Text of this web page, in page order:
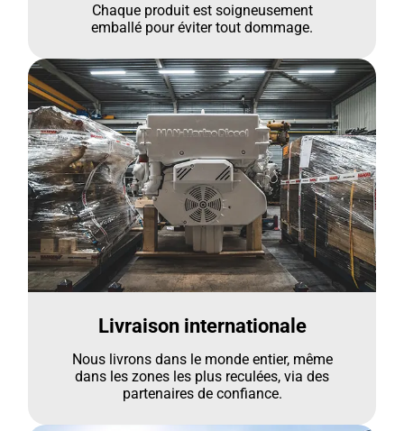
Chaque produit est soigneusement
emballé pour éviter tout dommage.
Livraison internationale
Nous livrons dans le monde entier, même
dans les zones les plus reculées, via des
partenaires de confiance.